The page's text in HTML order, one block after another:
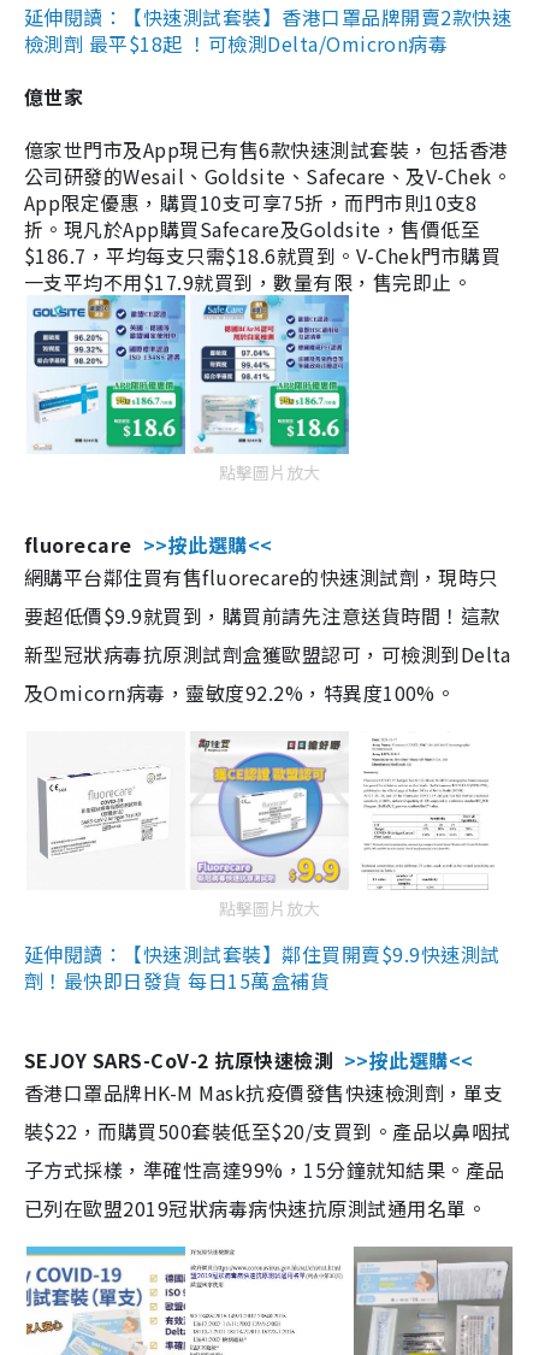
延伸閱讀：【快速測試套裝】香港口罩品牌開賣2款快速
檢測劑 最平$18起 ！可檢測Delta/Omicron病毒
億世家
億家世門市及App現已有售6款快速測試套裝，包括香港
公司研發的Wesail、Goldsite、Safecare、及V-Chek。
App限定優惠，購買10支可享75折，而門市則10支8
折。現凡於App購買Safecare及Goldsite，售價低至
$186.7，平均每支只需$18.6就買到。V-Chek門市購買
一支平均不用$17.9就買到，數量有限，售完即止。
點擊圖片放大
fluorecare >>按此選購<<
網購平台鄰住買有售fluorecare的快速測試劑，現時只
要超低價$9.9就買到，購買前請先注意送貨時間！這款
新型冠狀病毒抗原測試劑盒獲歐盟認可，可檢測到Delta
及Omicorn病毒，靈敏度92.2%，特異度100%。
點擊圖片放大
延伸閱讀：【快速測試套裝】鄰住買開賣$9.9快速測試
劑！最快即日發貨 每日15萬盒補貨
SEJOY SARS-CoV-2 抗原快速檢測 >>按此選購<<
香港口罩品牌HK-M Mask抗疫價發售快速檢測劑，單支
裝$22，而購買500套裝低至$20/支買到。產品以鼻咽拭
子方式採樣，準確性高達99%，15分鐘就知結果。產品
已列在歐盟2019冠狀病毒病快速抗原測試通用名單。